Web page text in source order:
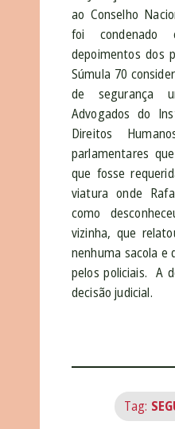
ao Conselho
foi condenado
depoimentos dos
Súmula 70
de segurança
Advogados do
Direitos
parlamentares
que fosse
viatura onde
como
vizinha, que
nenhuma sacola e
pelos policiais. A
decisão judicial.
Tag: